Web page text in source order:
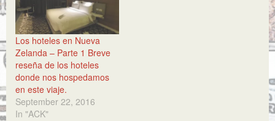
Los hoteles en Nueva
Zelanda – Parte 1 Breve
reseña de los hoteles
donde nos hospedamos
en este viaje.
September 22, 2016
In "ACK"